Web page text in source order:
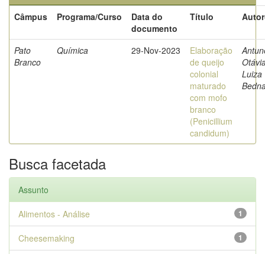
Câmpus
Programa/Curso
Data do
documento
Título
Pato
Branco
Química 29-Nov-2023
Elaboração
de queijo
colonial
maturado
com mofo
branco
(Penicillium
candidum)
Luiza
Busca facetada
Assunto
1
Alimentos - Análise
1
Cheesemaking